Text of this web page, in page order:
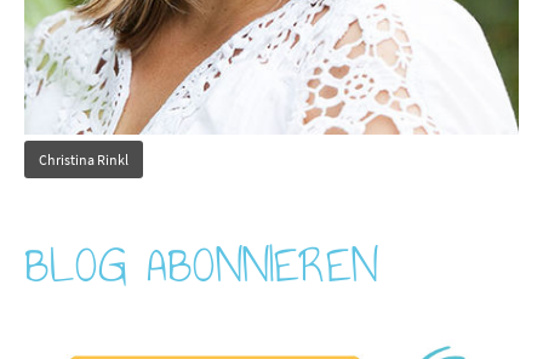
Christina Rinkl
BLOG ABONNIEREN